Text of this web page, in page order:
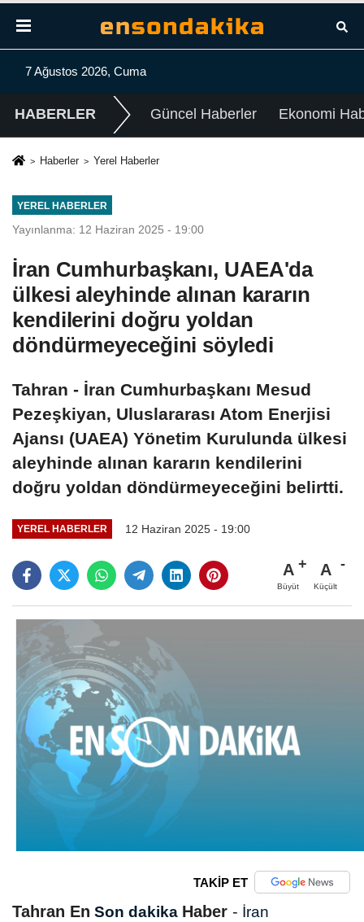
7 Ağustos 2026, Cuma
HABERLER Güncel Haberler Ekonomi
Haberler Yerel Haberler
YEREL HABERLER
Yayınlanma: 12 Haziran 2025 - 19:00
İran Cumhurbaşkanı, UAEA'da
ülkesi aleyhinde alınan kararın
kendilerini doğru yoldan
döndürmeyeceğini söyledi
Tahran - İran Cumhurbaşkanı Mesud
Pezeşkiyan, Uluslararası Atom Enerjisi
Ajansı (UAEA) Yönetim Kurulunda ülkesi
aleyhinde alınan kararın kendilerini
doğru yoldan döndürmeyeceğini belirtti.
YEREL HABERLER 12 Haziran 2025 - 19:00
A
Büyüt
A
Küçült
TAKİP ET
Tahran En Son dakika Haber - İran